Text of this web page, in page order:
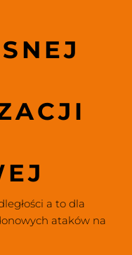
a to dla
ataków na